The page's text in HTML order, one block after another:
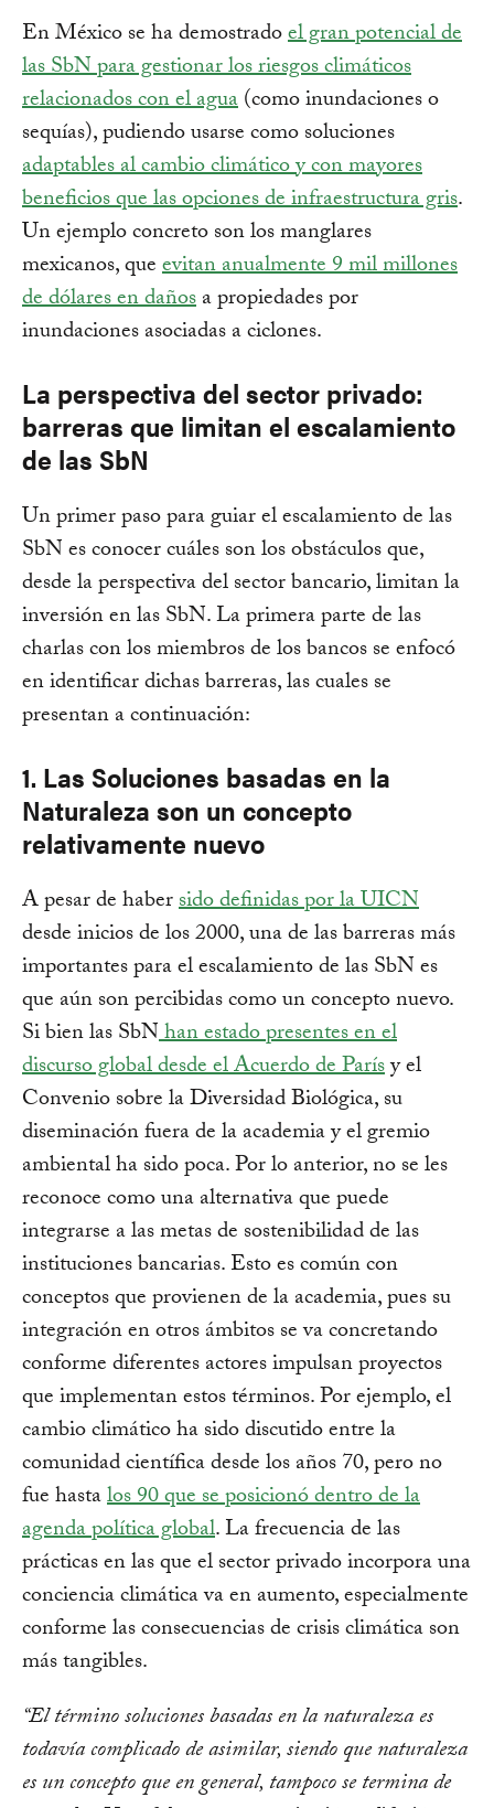
En México se ha demostradoel gran potencial de
las SbN para gestionar los riesgos climáticos
relacionados con el agua(como inundaciones o
sequías), pudiendo usarse como soluciones
adaptables al cambio climático y con mayores
beneficios que las opciones de infraestructura gris.
Un ejemplo concreto son los manglares
mexicanos, queevitan anualmente 9 mil millones
de dólares en dañosa propiedades por
inundaciones asociadas a ciclones.
La perspectiva del sector privado:
barreras que limitan el escalamiento
de las SbN
Un primer paso para guiar el escalamiento de las
SbN es conocer cuáles son los obstáculos que,
desde la perspectiva del sector bancario, limitan la
inversión en las SbN. La primera parte de las
charlas con los miembros de los bancos se enfocó
en identificar dichas barreras, las cuales se
presentan a continuación:
1. Las Soluciones basadas en la
Naturaleza son un concepto
relativamente nuevo
A pesar de habersido definidas por la UICN
desde inicios de los 2000, una de las barreras más
importantes para el escalamiento de las SbN es
que aún son percibidas como un concepto nuevo.
Si bien las SbNhan estado presentes en el
discurso global desde el Acuerdo de Parísy el
Convenio sobre la Diversidad Biológica, su
diseminación fuera de la academia y el gremio
ambiental ha sido poca. Por lo anterior, no se les
reconoce como una alternativa que puede
integrarse a las metas de sostenibilidad de las
instituciones bancarias. Esto es común con
conceptos que provienen de la academia, pues su
integración en otros ámbitos se va concretando
conforme diferentes actores impulsan proyectos
que implementan estos términos. Por ejemplo, el
cambio climático ha sido discutido entre la
comunidad científica desde los años 70, pero no
fue hastalos 90 que se posicionó dentro de la
agenda política global. La frecuencia de las
prácticas en las que el sector privado incorpora una
conciencia climática va en aumento, especialmente
conforme las consecuencias de crisis climática son
más tangibles.
“El término soluciones basadas en la naturaleza es
todavía complicado de asimilar, siendo que naturaleza
es un concepto que en general, tampoco se termina de